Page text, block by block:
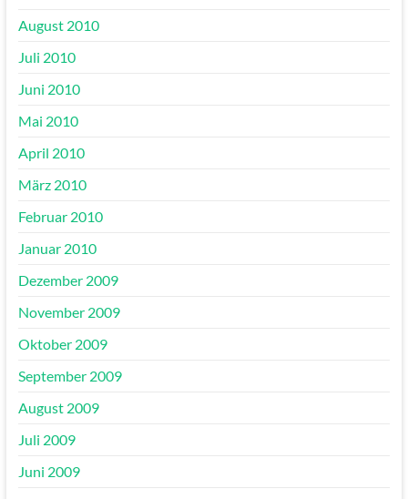
August 2010
Juli 2010
Juni 2010
Mai 2010
April 2010
März 2010
Februar 2010
Januar 2010
Dezember 2009
November 2009
Oktober 2009
September 2009
August 2009
Juli 2009
Juni 2009